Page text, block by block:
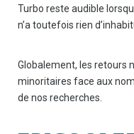
Turbo reste audible
n’a toutefois rien
Globalement, les retours
minoritaires face aux
de nos recherches.